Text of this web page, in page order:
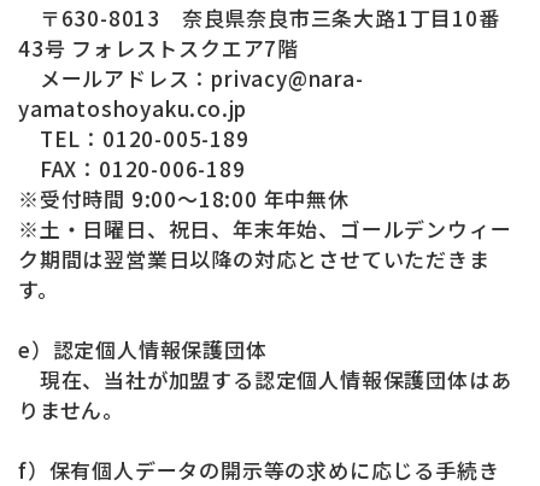
〒630-8013 奈良県奈良市三条大路1丁目10番
43号 フォレストスクエア7階
メールアドレス：privacy@nara-
yamatoshoyaku.co.jp
TEL：0120-005-189
FAX：0120-006-189
※受付時間 9:00～18:00 年中無休
※土・日曜日、祝日、年末年始、ゴールデンウィー
ク期間は翌営業日以降の対応とさせていただきま
す。
e）認定個人情報保護団体
現在、当社が加盟する認定個人情報保護団体はあ
りません。
f）保有個人データの開示等の求めに応じる手続き